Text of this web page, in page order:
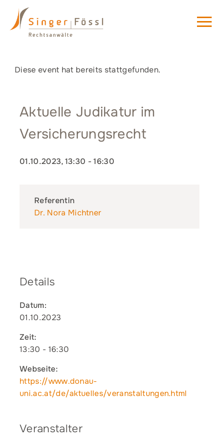
Diese event hat bereits stattgefunden.
Aktuelle Judikatur im
Versicherungsrecht
01.10.2023, 13:30 -16:30
Referentin
Dr. Nora Michtner
Details
Datum:
01.10.2023
Zeit:
13:30 - 16:30
Webseite:
https://www.donau-
uni.ac.at/de/aktuelles/veranstaltungen.html
Veranstalter